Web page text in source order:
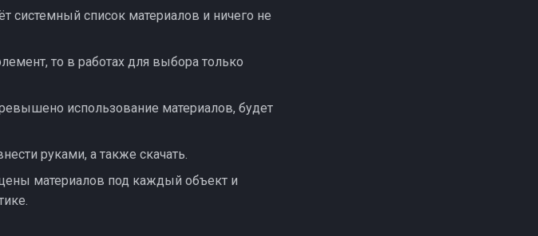
системный список материалов и ничего не
то в работах для выбора только
использование материалов, будет
руками, а также скачать.
материалов под каждый объект и